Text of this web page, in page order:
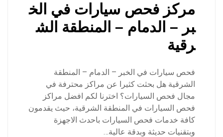
مركز فحص سيارات في الخ
بر – الدمام – المنطقة الش
رقية
فحص سيارات في الخبر – الدمام – المنطقة
الشرقية هل بحثت كثيرا عن مراكز محترفة في
مجال فحص السيارات؟ اخترنا لكم افضل مراكز
فحص السيارات في المنطقة الشرقية، حيث يقدمون
كافة خدمات فحص السيارات باحدث الاجهزة
وبتقنيات حديثة وبدقة عالية…